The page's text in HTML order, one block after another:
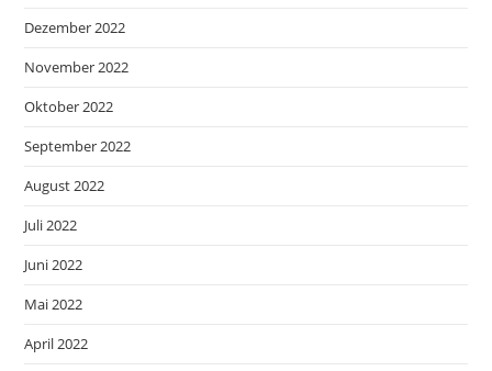
Dezember 2022
November 2022
Oktober 2022
September 2022
August 2022
Juli 2022
Juni 2022
Mai 2022
April 2022